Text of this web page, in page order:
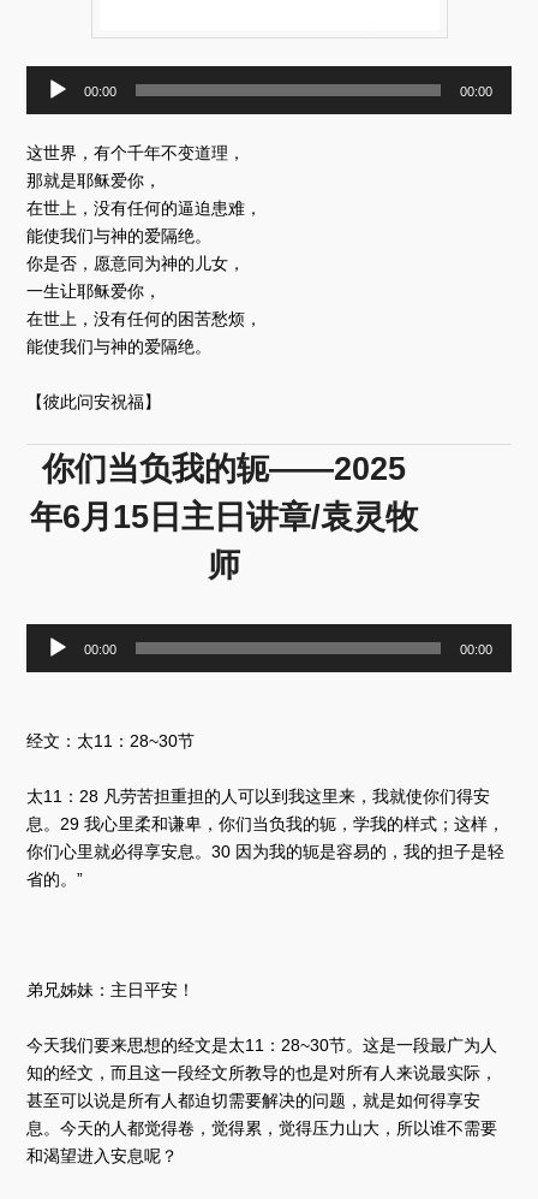
放
器
00:00 00:00
这世界，有个千年不变道理，
那就是耶稣爱你，
在世上，没有任何的逼迫患难，
能使我们与神的爱隔绝。
你是否，愿意同为神的儿女，
一生让耶稣爱你，
在世上，没有任何的困苦愁烦，
能使我们与神的爱隔绝。
【彼此问安祝福】
你们当负我的轭——2025
年6月15日主日讲章/袁灵牧
师
器
00:00 00:00
经文：太11：28~30节
太11：28 凡劳苦担重担的人可以到我这里来，我就使你们得安
息。29 我心里柔和谦卑，你们当负我的轭，学我的样式；这样，
你们心里就必得享安息。30 因为我的轭是容易的，我的担子是轻
省的。”
弟兄姊妹：主日平安！
今天我们要来思想的经文是太11：28~30节。这是一段最广为人
知的经文，而且这一段经文所教导的也是对所有人来说最实际，
甚至可以说是所有人都迫切需要解决的问题，就是如何得享安
息。今天的人都觉得卷，觉得累，觉得压力山大，所以谁不需要
和渴望进入安息呢？